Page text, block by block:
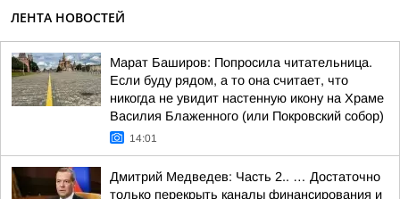
ЛЕНТА НОВОСТЕЙ
Марат Баширов: Попросила читательница.
Если буду рядом, а то она считает, что
никогда не увидит настенную икону на Храме
Василия Блаженного (или Покровский собор)
14:01
Дмитрий Медведев: Часть 2.. … Достаточно
только перекрыть каналы финансирования и